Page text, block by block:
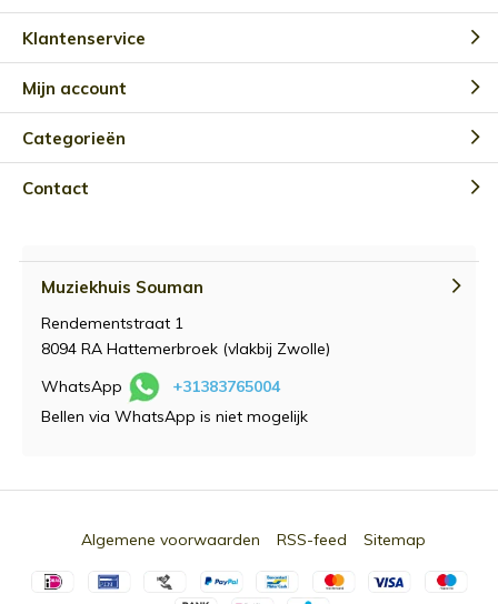
Klantenservice
Mijn account
Categorieën
Contact
Muziekhuis Souman
Rendementstraat 1
8094 RA Hattemerbroek (vlakbij Zwolle)
WhatsApp
+31383765004
Bellen via WhatsApp is niet mogelijk
Algemene voorwaarden RSS-feed Sitemap